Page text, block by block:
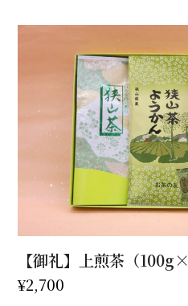
【御礼】上煎茶（
¥2,700